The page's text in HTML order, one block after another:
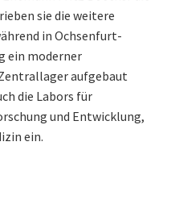
sie die weitere
in Ochsenfurt-
ein moderner
aufgebaut
die Labors für
und Entwicklung,
ein.